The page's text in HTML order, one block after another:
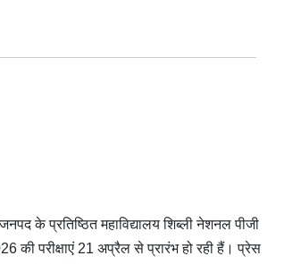
के प्रतिष्ठित महाविद्यालय शिब्ली नेशनल पीजी
की परीक्षाएं 21 अप्रैल से प्रारंभ हो रही हैं। प्रेस